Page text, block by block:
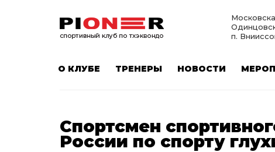
п.
О КЛУБЕ ТРЕНЕРЫ НОВОСТИ
Спортсмен
России по спорту